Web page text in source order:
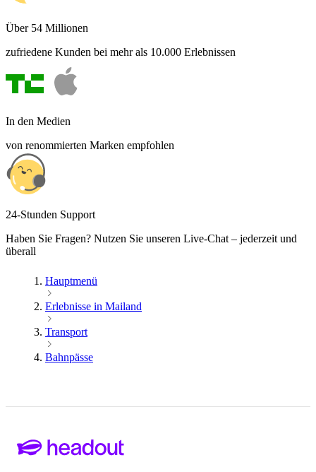
Über 54 Millionen
zufriedene Kunden bei mehr als 10.000 Erlebnissen
In den Medien
von renommierten Marken empfohlen
24-Stunden Support
Haben Sie Fragen? Nutzen Sie unseren Live-Chat – jederzeit und
überall
Hauptmenü
Erlebnisse in Mailand
Transport
Bahnpässe